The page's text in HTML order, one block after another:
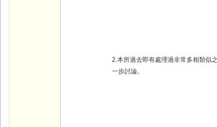
2.本所過去即有處理過非常多相類似
一步討論。